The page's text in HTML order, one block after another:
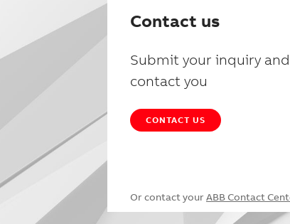
Contact us
Submit your inquiry
contact you
CONTACT US
Or contact your ABB Contact